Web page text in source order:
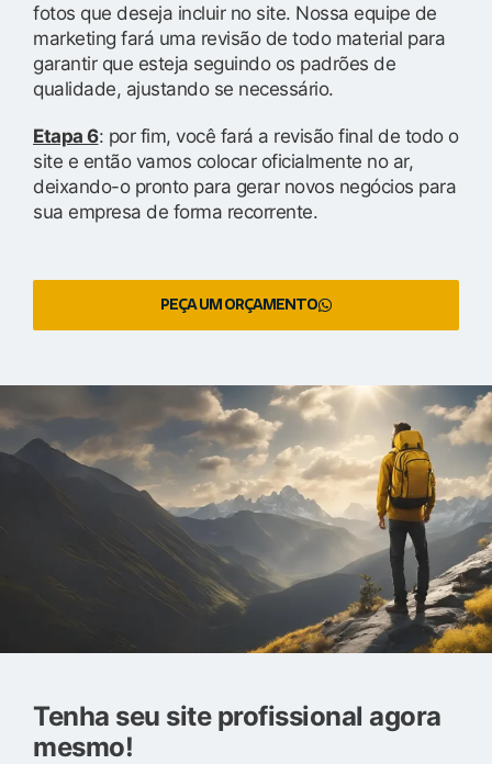
fotos que deseja incluir no site. Nossa equipe de
marketing fará uma revisão de todo material para
garantir que esteja seguindo os padrões de
qualidade, ajustando se necessário.
Etapa 6: por fim, você fará a revisão final de todo o
site e então vamos colocar oficialmente no ar,
deixando-o pronto para gerar novos negócios para
sua empresa de forma recorrente.
PEÇA UM ORÇAMENTO
Tenha seu site profissional agora
mesmo!